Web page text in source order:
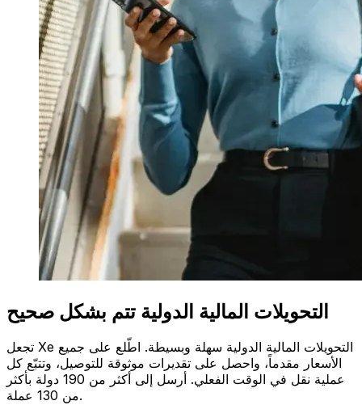
التحويلات المالية الدولية تتم بشكل صحيح
تجعل Xe التحويلات المالية الدولية سهلة وبسيطة. اطّلع على جميع
الأسعار مقدماً، واحصل على تقديرات موثوقة للتوصيل، وتتبّع كل
عملية نقل في الوقت الفعلي. أرسل إلى أكثر من 190 دولة بأكثر
من 130 عملة.